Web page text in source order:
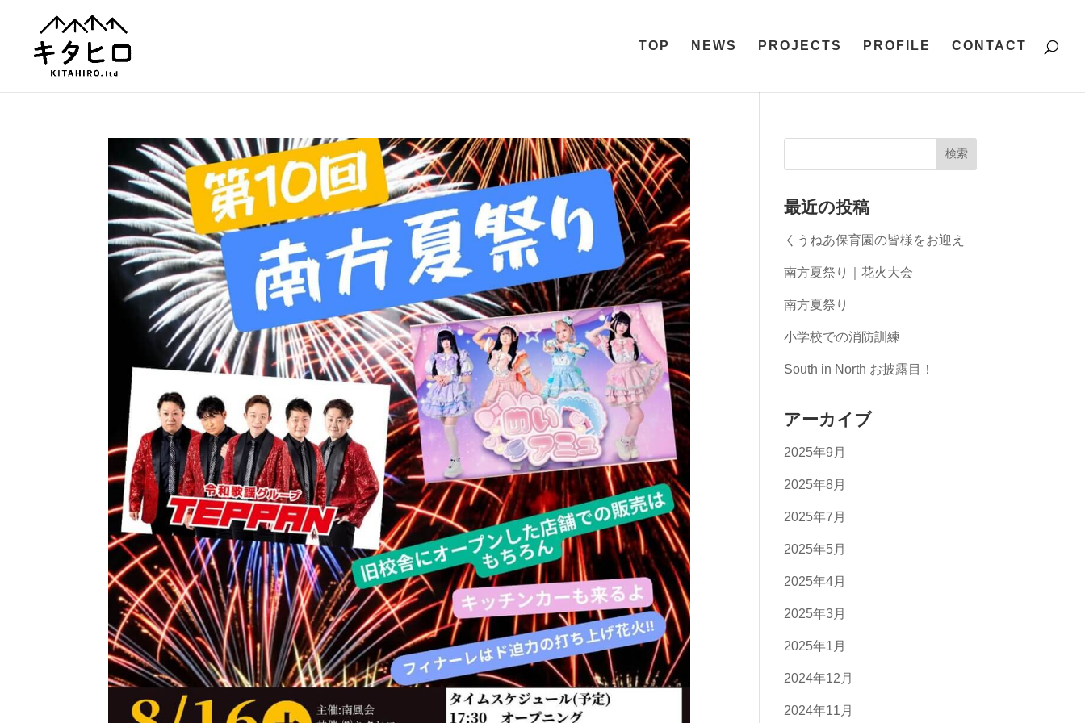
TOP NEWS PROJECTS PROFILE CONTACT
最近の投稿
くうねあ保育園の皆様をお迎え
南方夏祭り｜花火大会
南方夏祭り
小学校での消防訓練
South in North お披露目！
アーカイブ
2025年9月
2025年8月
2025年7月
2025年5月
2025年4月
2025年3月
2025年1月
2024年12月
2024年11月